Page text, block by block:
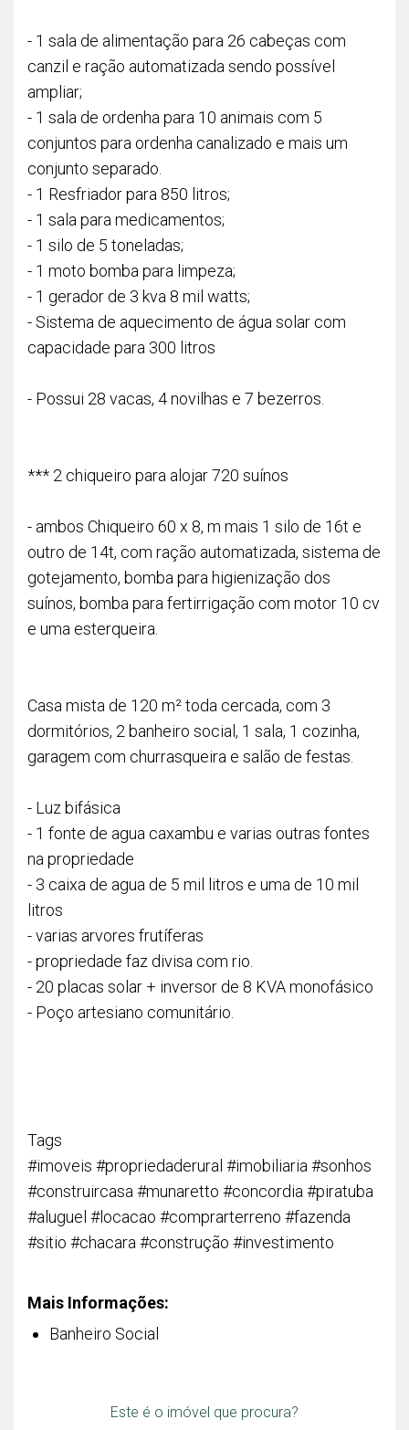
- 1 sala de alimentação para 26 cabeças com
canzil e ração automatizada sendo possível
ampliar;
- 1 sala de ordenha para 10 animais com 5
conjuntos para ordenha canalizado e mais um
conjunto separado.
- 1 Resfriador para 850 litros;
- 1 sala para medicamentos;
- 1 silo de 5 toneladas;
- 1 moto bomba para limpeza;
- 1 gerador de 3 kva 8 mil watts;
- Sistema de aquecimento de água solar com
capacidade para 300 litros
- Possui 28 vacas, 4 novilhas e 7 bezerros.
*** 2 chiqueiro para alojar 720 suínos
- ambos Chiqueiro 60 x 8, m mais 1 silo de 16t e
outro de 14t, com ração automatizada, sistema de
gotejamento, bomba para higienização dos
suínos, bomba para fertirrigação com motor 10 cv
e uma esterqueira.
Casa mista de 120 m² toda cercada, com 3
dormitórios, 2 banheiro social, 1 sala, 1 cozinha,
garagem com churrasqueira e salão de festas.
- Luz bifásica
- 1 fonte de agua caxambu e varias outras fontes
na propriedade
- 3 caixa de agua de 5 mil litros e uma de 10 mil
litros
- varias arvores frutíferas
- propriedade faz divisa com rio.
- 20 placas solar + inversor de 8 KVA monofásico
- Poço artesiano comunitário.
Tags
#imoveis #propriedaderural #imobiliaria #sonhos
#construircasa #munaretto #concordia #piratuba
#aluguel #locacao #comprarterreno #fazenda
#sitio #chacara #construção #investimento
Mais Informações:
Banheiro Social
Este é o imóvel que procura?